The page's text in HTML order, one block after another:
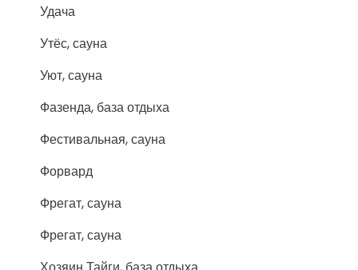
Удача
Утёс, сауна
Уют, сауна
Фазенда, база отдыха
Фестивальная, сауна
Форвард
Фрегат, сауна
Фрегат, сауна